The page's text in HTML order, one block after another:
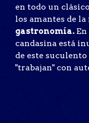
en todo un
los amantes de
gastronomía.
candasina está
de este suculento
"trabajan" con